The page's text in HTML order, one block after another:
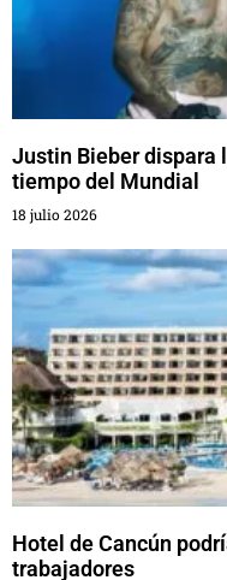
Justin Bieber dispara
tiempo del Mundial
18 julio 2026
Hotel de Cancún
trabajadores